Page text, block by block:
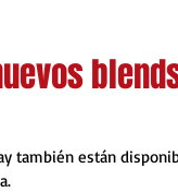
también están